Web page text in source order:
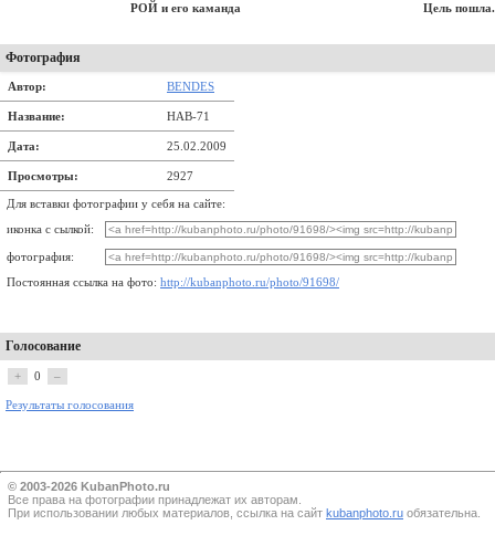
РОЙ и его каманда Цель пошла.
Фотография
Автор: BENDES
Название: НАВ-71
Дата: 25.02.2009
Просмотры: 2927
Для вставки фотографии у себя на сайте:
иконка с сылкой:
фотография:
Постоянная ссылка на фото: http://kubanphoto.ru/photo/91698/
Голосование
+ 0 –
Результаты голосования
© 2003-2026 KubanPhoto.ru
Все прaва на фотографии принадлежат их авторам.
При использовании любых материалов, ссылка на сайт kubanphoto.ru обязательна.